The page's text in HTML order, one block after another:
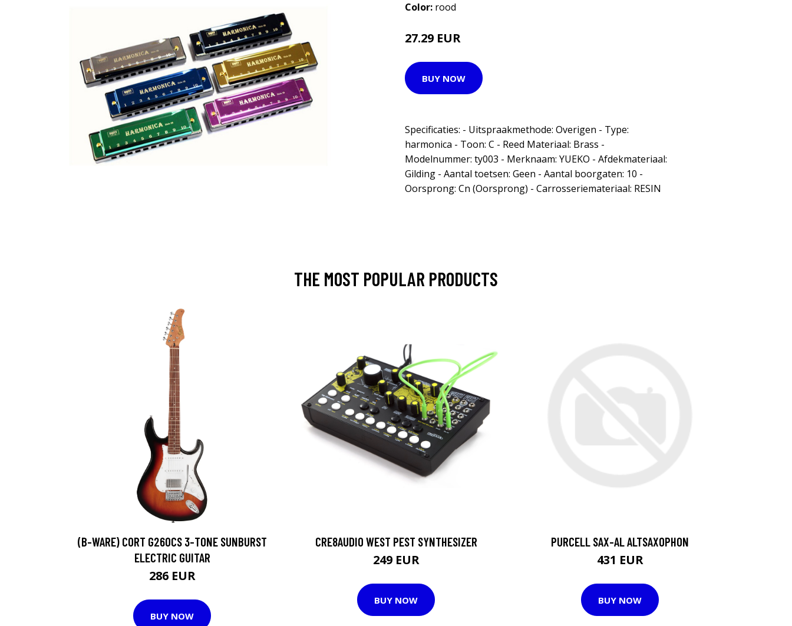
Color: rood
27.29 EUR
BUY NOW
Specificaties: - Uitspraakmethode: Overigen - Type:
harmonica - Toon: C - Reed Materiaal: Brass -
Modelnummer: ty003 - Merknaam: YUEKO - Afdekmateriaal:
Gilding - Aantal toetsen: Geen - Aantal boorgaten: 10 -
Oorsprong: Cn (Oorsprong) - Carrosseriemateriaal: RESIN
THE MOST POPULAR PRODUCTS
(B-WARE) CORT G260CS 3-TONE SUNBURST
ELECTRIC GUITAR
286 EUR
BUY NOW
CRE8AUDIO WEST PEST SYNTHESIZER
249 EUR
BUY NOW
PURCELL SAX-AL ALTSAXOPHON
431 EUR
BUY NOW